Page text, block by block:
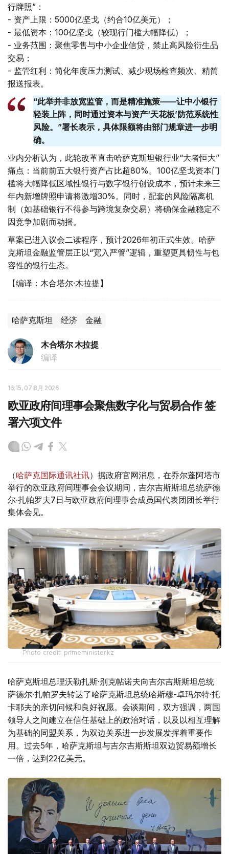
行牌照”：
- 资产上限：5000亿坚戈（约合10亿美元）；
- 最低资本：100亿坚戈（较现行门槛大幅降低）；
- 业务范围：聚焦零售与中小企业信贷，禁止高风险衍生品
交易；
- 监管红利：简化年度压力测试、减少现场检查频次、精简
报送报表。
“此举并非放宽监管，而是精准施策——让中小银行
轻装上阵，同时通过资本与资产‘天花板’防范系统性
风险。”署长表示，具体限额将由部门规章进一步明
确。
业内分析认为，此轮改革直击哈萨克斯坦银行业“大者恒大”
痛点：当前前五大银行资产占比超80%。100亿坚戈资本门
槛将大幅降低区域性银行与数字银行创设成本，预计未来三
年内新增牌照申请将激增30%。同时，配套的风险隔离机
制（如基础银行不得参与跨境复杂交易）将确保金融稳定不
因竞争加剧而动摇。
草案已进入议会二读程序，预计2026年初正式生效。哈萨
克斯坦金融监管层正以“宽入严管”逻辑，重塑更具韧性与包
容性的银行生态。
【编译：木合塔尔·木拉提】
哈萨克斯坦 经济 金融
木合塔尔 木拉提
编译
16:15, 07 8月 2026
欧亚政府间理事会聚焦数字化与贸易合作 签
署六项文件
（哈萨克国际通讯社讯）据政府官网消息，在乔尔蓬阿塔市
举行的欧亚政府间理事会会议期间，吉尔吉斯斯坦总统萨德
尔·扎帕罗夫7日与欧亚政府间理事会成员国代表团团长举行
集体会见。
Photo credit: primeminister.kz
哈萨克斯坦总理沃勒扎斯·别克帖诺夫向吉尔吉斯斯坦总统
萨德尔·扎帕罗夫转达了哈萨克斯坦总统哈斯穆-卓玛尔特·托
卡耶夫的亲切问候和良好祝愿。会谈期间，双方强调，两国
领导人之间建立在信任基础上的政治对话，以及以相互理解
为基础的同盟关系，为双边关系进一步发展发挥着重要作
用。过去5年，哈萨克斯坦与吉尔吉斯斯坦双边贸易额增长
一倍，达到22亿美元。